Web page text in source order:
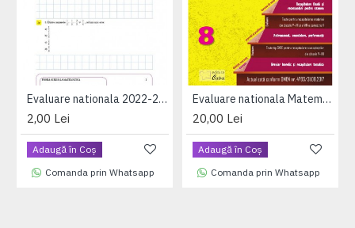
Evaluare nationala 2022-2023 (testul 2 matematica)
2,00 Lei
Adaugă în Coş
Comanda prin Whatsapp
Evaluare nationala Matematica - breviar teoretic si teste din materia claselor V-VIII
20,00 Lei
Adaugă în Coş
Comanda prin Whatsapp